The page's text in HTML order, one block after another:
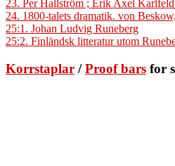
23. Per Hallström ; Erik Axel
24. 1800-talets dramatik. von
25:1. Johan Ludvig Runeberg
25:2. Finländsk litteratur utom
Korrstaplar /Proof bars for